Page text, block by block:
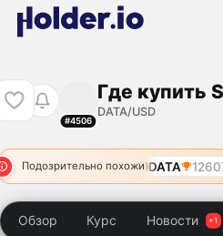
#4506
Где купить
DATA/USD
Подозрительно похожи
DATA 9564 DATA 12607
Обзор Курс Новости